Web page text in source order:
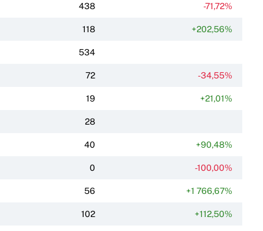
438 -71,72%
118 +202,56%
534
72 -34,55%
19 +21,01%
28
40 +90,48%
0 -100,00%
56 +1 766,67%
102 +112,50%